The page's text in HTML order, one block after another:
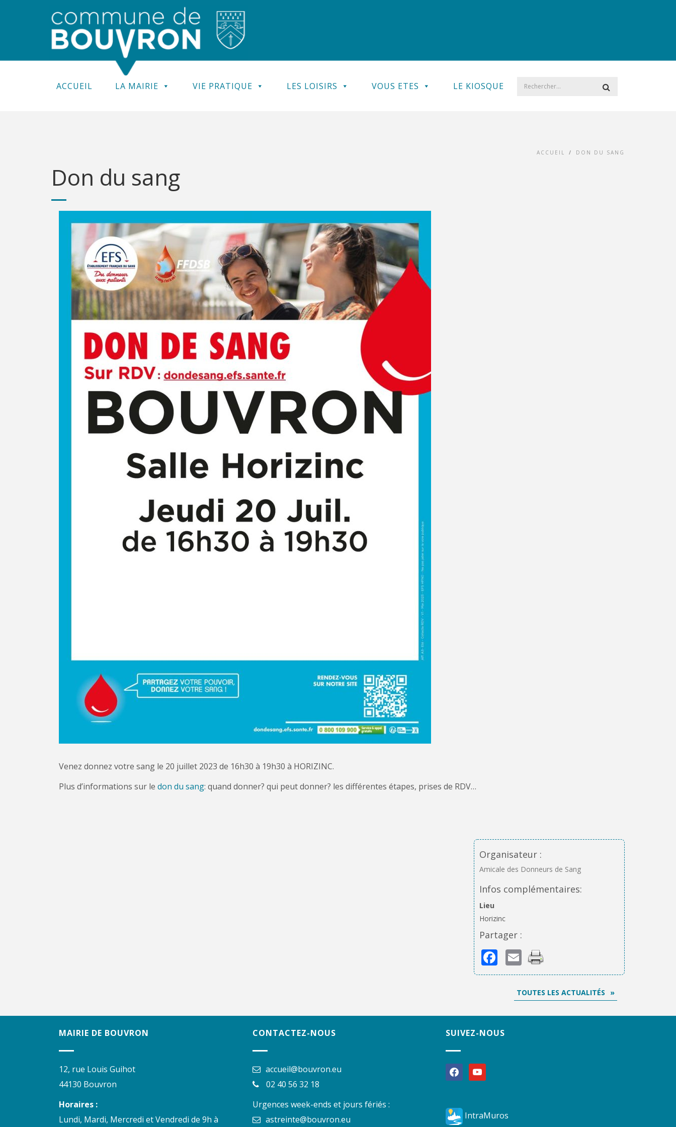
ACCUEIL LA MAIRIE VIE PRATIQUE LES LOISIRS VOUS ETES LE KIOSQUE
ACCUEIL / DON DU SANG
Don du sang
Venez donnez votre sang le 20 juillet 2023 de 16h30 à 19h30 à HORIZINC.
Plus d’informations sur le don du sang: quand donner? qui peut donner? les différentes étapes, prises de RDV…
Organisateur :
Amicale des Donneurs de Sang
Infos complémentaires:
Lieu
Horizinc
Partager :
Facebook
Email
TOUTES LES ACTUALITÉS
MAIRIE DE BOUVRON
12, rue Louis Guihot
44130 Bouvron
Horaires :
Lundi, Mardi, Mercredi et Vendredi de 9h à
CONTACTEZ-NOUS
accueil@bouvron.eu
02 40 56 32 18
Urgences week-ends et jours fériés :
astreinte@bouvron.eu
SUIVEZ-NOUS
facebookyoutube
IntraMuros